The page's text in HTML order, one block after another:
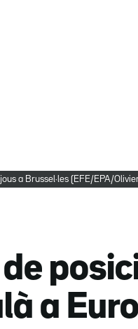
a Brussel·les (EFE/EPA/
a